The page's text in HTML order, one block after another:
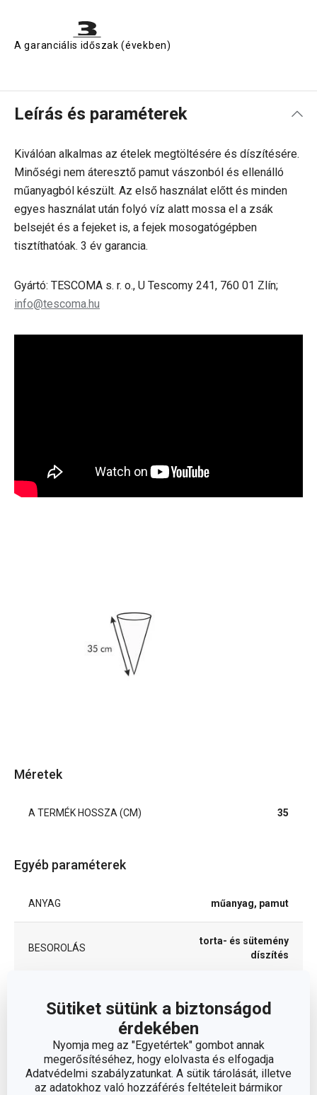
Sütiket sütünk a biztonságod
érdekében
Nyomja meg az "Egyetértek" gombot annak
megerősítéséhez, hogy elolvasta és elfogadja
Adatvédelmi szabályzatunkat. A sütik tárolását, illetve
az adatokhoz való hozzáférés feltételeit bármikor
A garanciális időszak (években)
Leírás és paraméterek
Kiválóan alkalmas az ételek megtöltésére és díszítésére.
Minőségi nem áteresztő pamut vászonból és ellenálló
műanyagból készült. Az első használat előtt és minden
egyes használat után folyó víz alatt mossa el a zsák
belsejét és a fejeket is, a fejek mosogatógépben
tisztíthatóak. 3 év garancia.
Gyártó: TESCOMA s. r. o., U Tescomy 241, 760 01 Zlín;
info@tescoma.hu
Méretek
A TERMÉK HOSSZA (CM) 35
Egyéb paraméterek
ANYAG műanyag, pamut
BESOROLÁS
torta- és sütemény
díszítés
ALKALMAS
TERMÉKCSALÁD DELÍCIA
TÍPUS
segédeszközök
díszítéshez